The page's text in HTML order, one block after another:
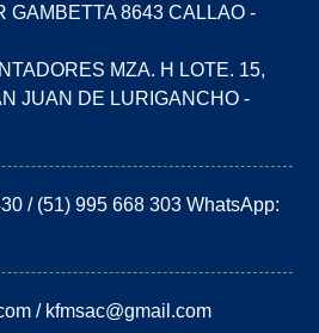
GAMBETTA 8643 CALLAO -
MZA. H LOTE. 15,
JUAN DE LURIGANCHO -
/ (51) 995 668 303 WhatsApp:
/ kfmsac@gmail.com